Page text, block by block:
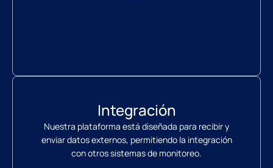
Integración
Nuestra plataforma está diseñada para recibir y
enviar datos externos, permitiendo la integración
con otros sistemas de monitoreo.